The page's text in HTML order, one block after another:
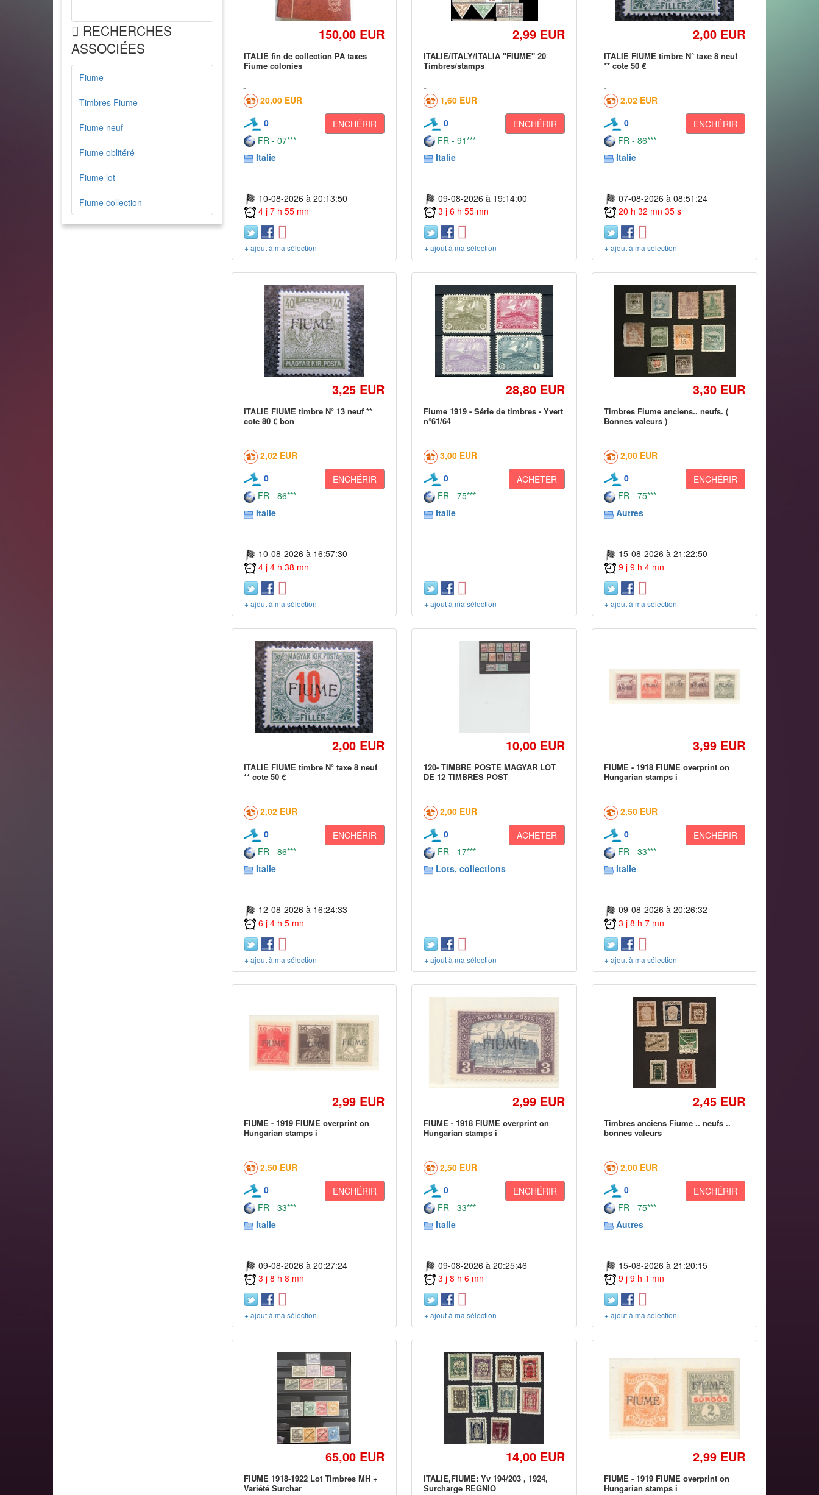
RECHERCHES
ASSOCIÉES
Fiume
Timbres Fiume
Fiume neuf
Fiume oblitéré
Fiume lot
Fiume collection
150,00 EUR
ITALIE fin de collection PA taxes
Fiume colonies
20,00 EUR
0
ENCHÉRIR
FR - 07***
Italie
10-08-2026 à 20:13:50
4 j 7 h 55 mn
+ ajout à ma sélection
2,99 EUR
ITALIE/ITALY/ITALIA "FIUME" 20
Timbres/stamps
1,60 EUR
0
ENCHÉRIR
FR - 91***
Italie
09-08-2026 à 19:14:00
3 j 6 h 55 mn
+ ajout à ma sélection
2,00 EUR
ITALIE FIUME timbre N° taxe 8 neuf
** cote 50 €
2,02 EUR
0
ENCHÉRIR
FR - 86***
Italie
07-08-2026 à 08:51:24
20 h 32 mn 35 s
+ ajout à ma sélection
3,25 EUR
ITALIE FIUME timbre N° 13 neuf **
cote 80 € bon
2,02 EUR
0
ENCHÉRIR
FR - 86***
Italie
10-08-2026 à 16:57:30
4 j 4 h 38 mn
+ ajout à ma sélection
28,80 EUR
Fiume 1919 - Série de timbres - Yvert
n°61/64
3,00 EUR
0
ACHETER
FR - 75***
Italie
+ ajout à ma sélection
3,30 EUR
Timbres Fiume anciens.. neufs. (
Bonnes valeurs )
2,00 EUR
0
ENCHÉRIR
FR - 75***
Autres
15-08-2026 à 21:22:50
9 j 9 h 4 mn
+ ajout à ma sélection
2,00 EUR
ITALIE FIUME timbre N° taxe 8 neuf
** cote 50 €
2,02 EUR
0
ENCHÉRIR
FR - 86***
Italie
12-08-2026 à 16:24:33
6 j 4 h 5 mn
+ ajout à ma sélection
10,00 EUR
120- TIMBRE POSTE MAGYAR LOT
DE 12 TIMBRES POST
2,00 EUR
0
ACHETER
FR - 17***
Lots, collections
+ ajout à ma sélection
3,99 EUR
FIUME - 1918 FIUME overprint on
Hungarian stamps i
2,50 EUR
0
ENCHÉRIR
FR - 33***
Italie
09-08-2026 à 20:26:32
3 j 8 h 7 mn
+ ajout à ma sélection
2,99 EUR
FIUME - 1919 FIUME overprint on
Hungarian stamps i
2,50 EUR
0
ENCHÉRIR
FR - 33***
Italie
09-08-2026 à 20:27:24
3 j 8 h 8 mn
+ ajout à ma sélection
2,99 EUR
FIUME - 1918 FIUME overprint on
Hungarian stamps i
2,50 EUR
0
ENCHÉRIR
FR - 33***
Italie
09-08-2026 à 20:25:46
3 j 8 h 6 mn
+ ajout à ma sélection
2,45 EUR
Timbres anciens Fiume .. neufs ..
bonnes valeurs
2,00 EUR
0
ENCHÉRIR
FR - 75***
Autres
15-08-2026 à 21:20:15
9 j 9 h 1 mn
+ ajout à ma sélection
65,00 EUR
FIUME 1918-1922 Lot Timbres MH +
Variété Surchar
14,00 EUR
ITALIE,FIUME: Yv 194/203 , 1924,
Surcharge REGNIO
2,99 EUR
FIUME - 1919 FIUME overprint on
Hungarian stamps i